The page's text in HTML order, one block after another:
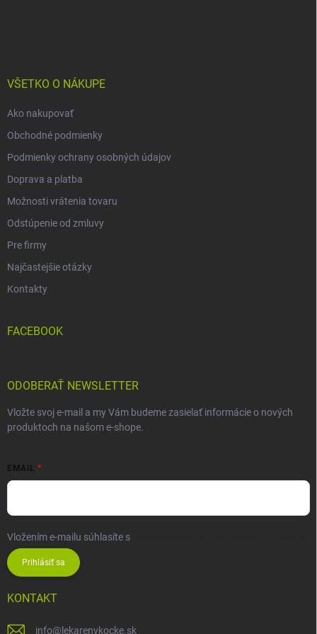
VŠETKO O NÁKUPE
Ako nakupovať
Obchodné podmienky
Podmienky ochrany osobných údajov
Doprava a platba
Možnosti vrátenia tovaru
Odstúpenie od zmluvy
Pre firmy
Najčastejšie otázky
Kontakty
FACEBOOK
ODOBERAŤ NEWSLETTER
Vložte svoj e-mail a my Vám budeme zasielať informácie o nových
produktoch na našom e-shope.
EMAIL
Vložením e-mailu súhlasíte s
Prihlásiť sa
KONTAKT
info@ lekarenvkocke.sk